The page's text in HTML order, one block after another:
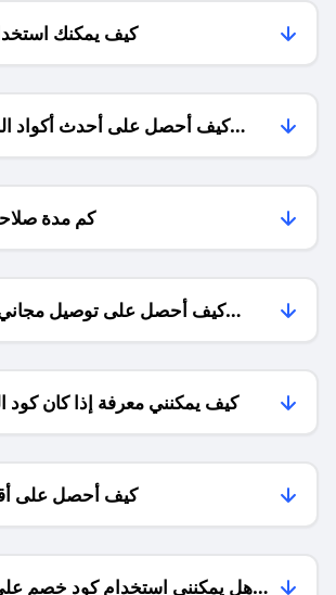
كيف يمكنك
كيف أحصل على أحدث أكواد
كم مدة
كيف أحصل على توصيل
كيف يمكنني معرفة إذا كان كود
كيف أحصل على
هل يمكنني استخدام كود خصم